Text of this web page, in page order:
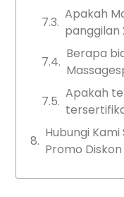
Apakah
panggilan
Berapa
Apakah
Hubungi
Promo Diskon